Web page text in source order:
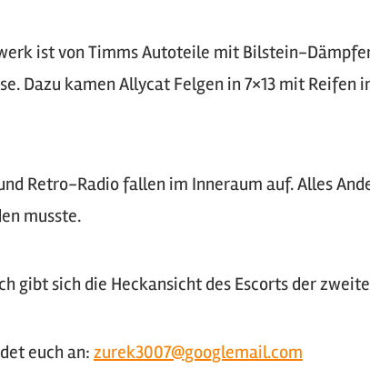
ist von Timms Autoteile mit Bilstein-
Dazu kamen Allycat Felgen in 7×13 mit Reifen
Retro-Radio fallen im Inneraum auf. Alles
musste.
gibt sich die Heckansicht des Escorts der
euch an: zurek3007@googlemail.com